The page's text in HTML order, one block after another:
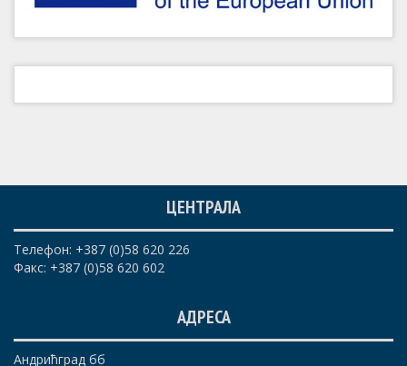
ЦЕНТРАЛА
Телефон: +387 (0)58 620 226
Факс: +387 (0)58 620 602
АДРЕСА
Андрићград бб